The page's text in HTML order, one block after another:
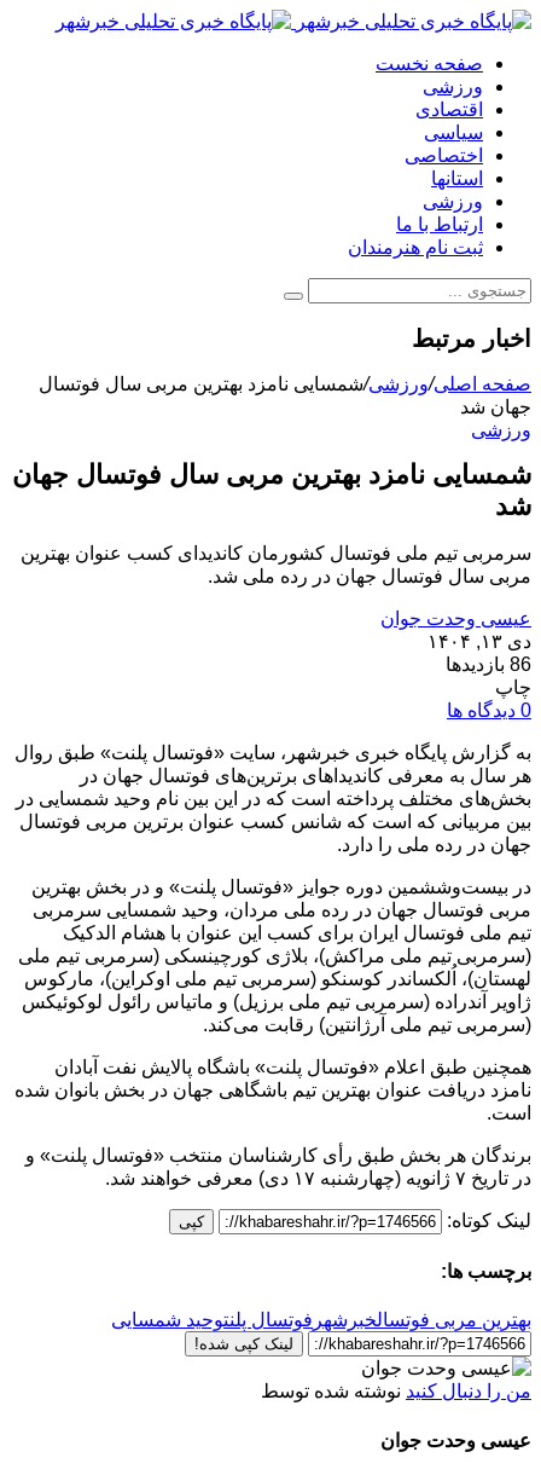
صفحه نخست
ورزشی
اقتصادی
سیاسی
اختصاصی
استانها
ورزشی
ارتباط با ما
ثبت نام هنرمندان
اخبار مرتبط
صفحه اصلی/ورزشی/شمسایی نامزد بهترین مربی سال فوتسال
جهان شد
ورزشی
شمسایی نامزد بهترین مربی سال فوتسال جهان
شد
سرمربی تیم ملی فوتسال کشورمان کاندیدای کسب عنوان بهترین
مربی سال فوتسال جهان در رده ملی شد.
عیسی وحدت جوان
دی ۱۳, ۱۴۰۴
86 بازدیدها
چاپ
0 دیدگاه ها
به گزارش پایگاه خبری خبرشهر، سایت «فوتسال پلنت» طبق روال
هر سال به معرفی کاندیداهای برترین‌های فوتسال جهان در
بخش‌های مختلف پرداخته است که در این بین نام وحید شمسایی در
بین مربیانی که است که شانس کسب عنوان برترین مربی فوتسال
جهان در رده ملی را دارد.
در بیست‌وششمین دوره جوایز «فوتسال پلنت» و در بخش بهترین
مربی فوتسال جهان در رده ملی مردان، وحید شمسایی سرمربی
تیم ملی فوتسال ایران برای کسب این عنوان با هشام الدکیک
(سرمربی تیم ملی مراکش)، بلاژی کورچینسکی (سرمربی تیم ملی
لهستان)، اُلکساندر کوسنکو (سرمربی تیم ملی اوکراین)، مارکوس
ژاویر آندراده (سرمربی تیم ملی برزیل) و ماتیاس رائول لوکوئیکس
(سرمربی تیم ملی آرژانتین) رقابت می‌کند.
همچنین طبق اعلام «فوتسال پلنت» باشگاه پالایش نفت آبادان
نامزد دریافت عنوان بهترین تیم باشگاهی جهان در بخش بانوان شده
است.
برندگان هر بخش طبق رأی کارشناسان منتخب «فوتسال پلنت» و
در تاریخ ۷ ژانویه (چهارشنبه ۱۷ دی) معرفی خواهند شد.
لینک کوتاه: کپی
برچسب ها:
بهترین مربی فوتسالخبرشهر فوتسال پلنتوحید شمسایی
لینک کپی شده!
من را دنبال کنید نوشته شده توسط
عیسی وحدت جوان